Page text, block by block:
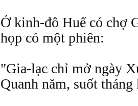
Ở kinh-đô Huế có chợ
họp có một phiên:
"Gia-lạc chỉ mở ngày
Quanh năm, suốt